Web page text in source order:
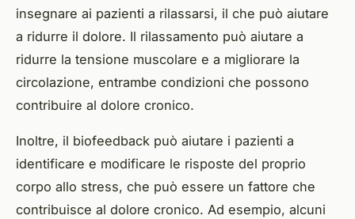
insegnare ai pazienti a rilassarsi, il che può aiutare
a ridurre il dolore. Il rilassamento può aiutare a
ridurre la tensione muscolare e a migliorare la
circolazione, entrambe condizioni che possono
contribuire al dolore cronico.
Inoltre, il biofeedback può aiutare i pazienti a
identificare e modificare le risposte del proprio
corpo allo stress, che può essere un fattore che
contribuisce al dolore cronico. Ad esempio, alcuni